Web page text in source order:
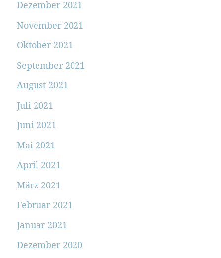
Dezember 2021
November 2021
Oktober 2021
September 2021
August 2021
Juli 2021
Juni 2021
Mai 2021
April 2021
März 2021
Februar 2021
Januar 2021
Dezember 2020